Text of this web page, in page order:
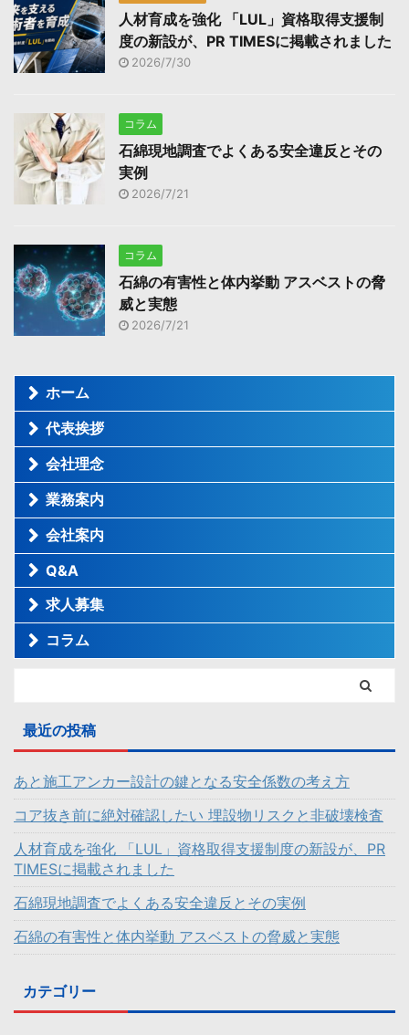
人材育成を強化 「LUL」資格取得支援制
度の新設が、PR TIMESに掲載されました
2026/7/30
コラム
石綿現地調査でよくある安全違反とその
実例
2026/7/21
コラム
石綿の有害性と体内挙動 アスベストの脅
威と実態
2026/7/21
ホーム
代表挨拶
会社理念
業務案内
会社案内
Q&A
求人募集
コラム
最近の投稿
あと施工アンカー設計の鍵となる安全係数の考え方
コア抜き前に絶対確認したい 埋設物リスクと非破壊検査
人材育成を強化 「LUL」資格取得支援制度の新設が、PR
TIMESに掲載されました
石綿現地調査でよくある安全違反とその実例
石綿の有害性と体内挙動 アスベストの脅威と実態
カテゴリー